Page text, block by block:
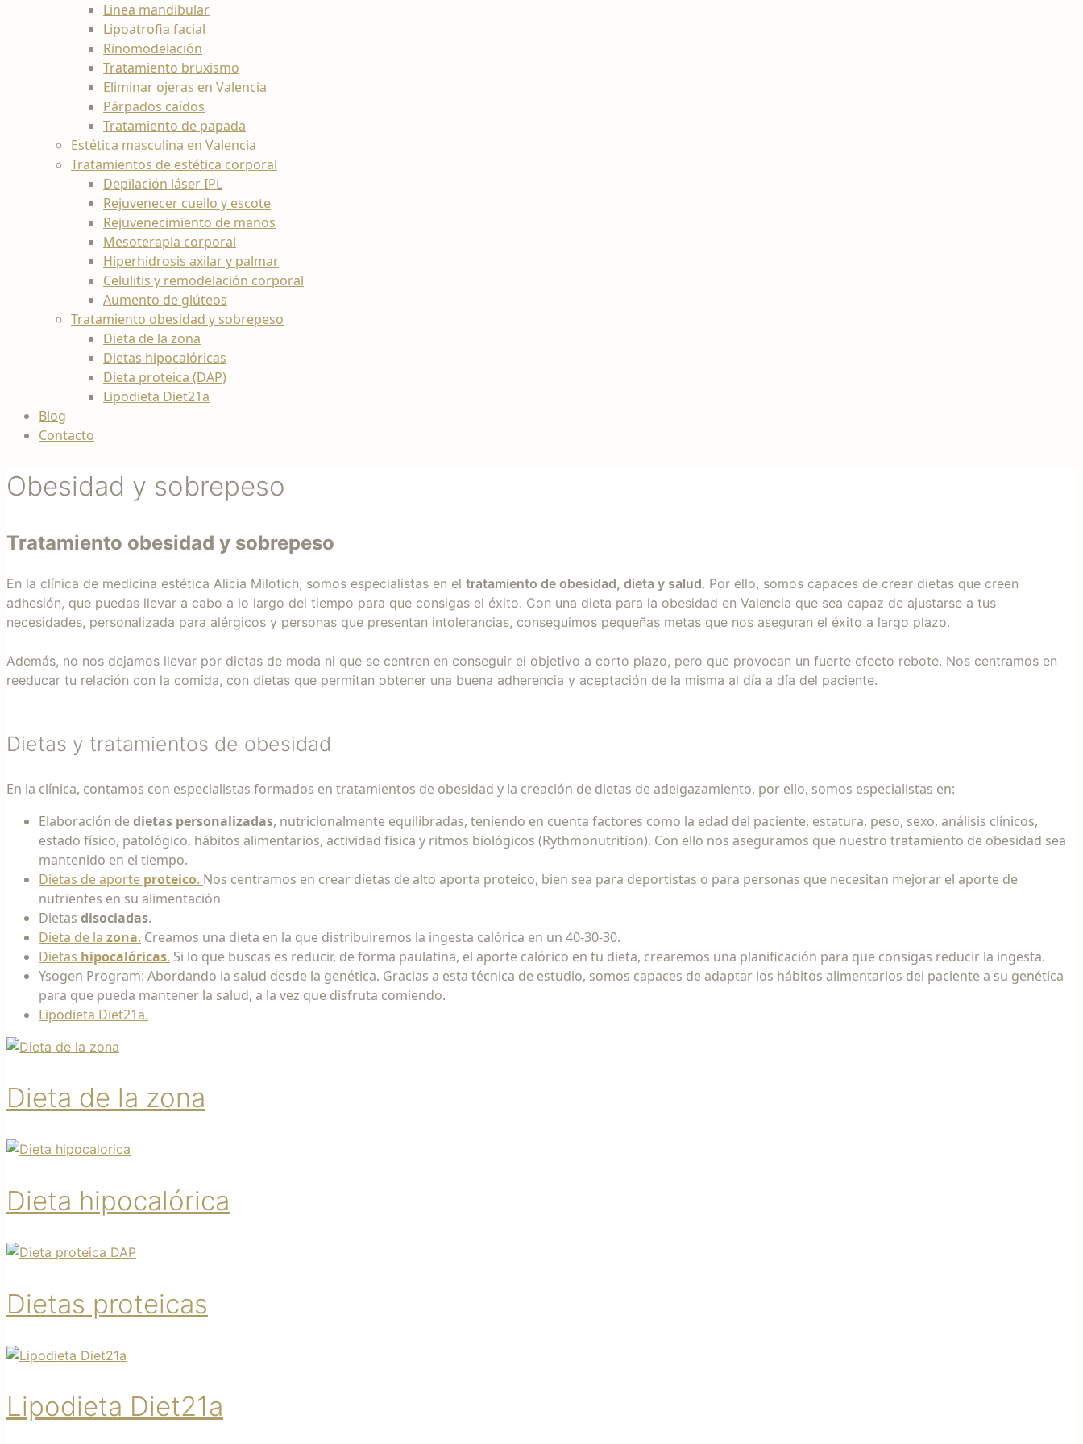
Linea mandibular
Lipoatrofia facial
Rinomodelación
Tratamiento bruxismo
Eliminar ojeras en Valencia
Párpados caídos
Tratamiento de papada
Estética masculina en Valencia
Tratamientos de estética corporal
Depilación láser IPL
Rejuvenecer cuello y escote
Rejuvenecimiento de manos
Mesoterapia corporal
Hiperhidrosis axilar y palmar
Celulitis y remodelación corporal
Aumento de glúteos
Tratamiento obesidad y sobrepeso
Dieta de la zona
Dietas hipocalóricas
Dieta proteica (DAP)
Lipodieta Diet21a
Blog
Contacto
Obesidad y sobrepeso
Tratamiento obesidad y sobrepeso
En la clínica de medicina estética Alicia Milotich, somos especialistas en el tratamiento de obesidad, dieta y salud. Por ello, somos capaces de crear dietas que creen
adhesión, que puedas llevar a cabo a lo largo del tiempo para que consigas el éxito. Con una dieta para la obesidad en Valencia que sea capaz de ajustarse a tus
necesidades, personalizada para alérgicos y personas que presentan intolerancias, conseguimos pequeñas metas que nos aseguran el éxito a largo plazo.
Además, no nos dejamos llevar por dietas de moda ni que se centren en conseguir el objetivo a corto plazo, pero que provocan un fuerte efecto rebote. Nos centramos en
reeducar tu relación con la comida, con dietas que permitan obtener una buena adherencia y aceptación de la misma al día a día del paciente.
Dietas y tratamientos de obesidad
En la clínica, contamos con especialistas formados en tratamientos de obesidad y la creación de dietas de adelgazamiento, por ello, somos especialistas en:
Elaboración dedietas personalizadas, nutricionalmente equilibradas, teniendo en cuenta factores como la edad del paciente, estatura, peso, sexo, análisis clínicos,
estado físico, patológico, hábitos alimentarios, actividad física y ritmos biológicos (Rythmonutrition). Con ello nos aseguramos que nuestro tratamiento de obesidad sea
mantenido en el tiempo.
Dietas de aporte proteico. Nos centramos en crear dietas de alto aporta proteico, bien sea para deportistas o para personas que necesitan mejorar el aporte de
nutrientes en su alimentación
Dietas disociadas.
Dieta de la zona. Creamos una dieta en la que distribuiremos la ingesta calórica en un 40-30-30.
Dietas hipocalóricas. Si lo que buscas es reducir, de forma paulatina, el aporte calórico en tu dieta, crearemos una planificación para que consigas reducir la ingesta.
Ysogen Program: Abordando la salud desde la genética. Gracias a esta técnica de estudio, somos capaces de adaptar los hábitos alimentarios del paciente a su genética
para que pueda mantener la salud, a la vez que disfruta comiendo.
Lipodieta Diet21a.
Dieta de la zona
Dieta hipocalórica
Dietas proteicas
Lipodieta Diet21a